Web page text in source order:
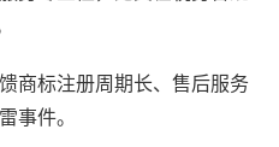
商标注册周期长、售后服务
事件。